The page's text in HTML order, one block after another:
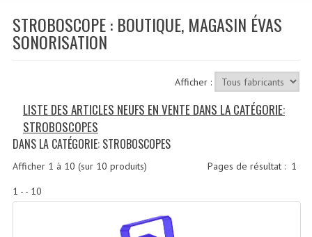
Plan Acces, Horaires.
Sonorisation
STROBOSCOPE : BOUTIQUE, MAGASIN ÉVAS
SONORISATION
Afficher :
LISTE DES ARTICLES NEUFS EN VENTE DANS LA CATÉGORIE:
STROBOSCOPES
DANS LA CATÉGORIE: STROBOSCOPES
Pages de résultat : 1
Afficher 1 à 10 (sur 10 produits)
1 - - 10